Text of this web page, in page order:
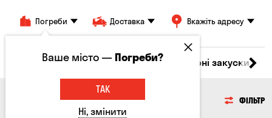
Погреби Доставка Вкажіть адресу
М'ясо Риба Морепродукти Сирні закуски
МОРЕПРОДУКТИ ФІЛЬТР
Ваше місто —Погреби?
ТАК
Ні, змінити